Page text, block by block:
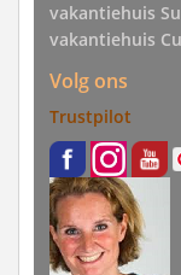
vakantiehuis
vakantiehuis
Volg ons
Trustpilot